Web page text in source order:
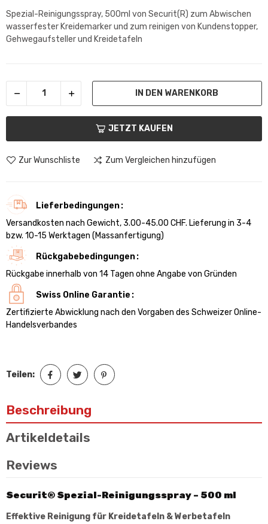
Spezial-Reinigungsspray, 500ml von Securit(R) zum Abwischen
wasserfester Kreidemarker und zum reinigen von Kundenstopper,
Gehwegaufsteller und Kreidetafeln
IN DEN WARENKORB
JETZT KAUFEN
Zur Wunschliste Zum Vergleichen hinzufügen
Lieferbedingungen
Versandkosten nach Gewicht, 3.00-45.00 CHF. Lieferung in 3-4
bzw. 10-15 Werktagen (Massanfertigung)
Rückgabebedingungen
Rückgabe innerhalb von 14 Tagen ohne Angabe von Gründen
Swiss Online Garantie
Zertifizierte Abwicklung nach den Vorgaben des Schweizer Online-
Handelsverbandes
Teilen:
Beschreibung
Artikeldetails
Reviews
Securit® Spezial-Reinigungsspray – 500 ml
Effektive Reinigung für Kreidetafeln & Werbetafeln